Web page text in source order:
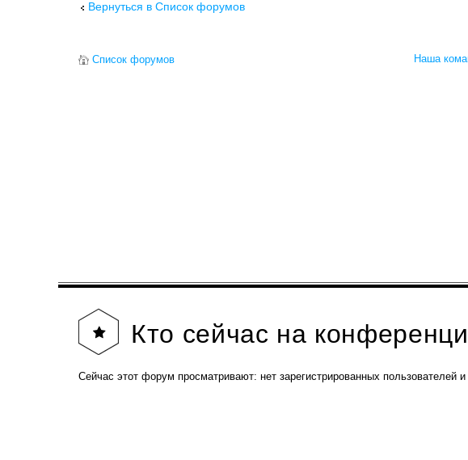
Вернуться в Список форумов
Список форумов Наша
Кто сейчас на
Сейчас этот форум просматривают: нет зарегистрированных пользователей и